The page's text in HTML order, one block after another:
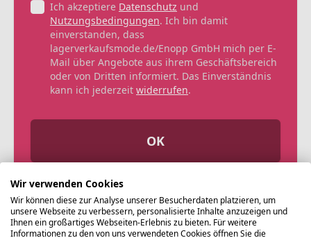
Ich akzeptiere Datenschutz und
Nutzungsbedingungen. Ich bin damit
einverstanden, dass
lagerverkaufsmode.de/Enopp GmbH mich per E-
Mail über Angebote aus ihrem Geschäftsbereich
oder von Dritten informiert. Das Einverständnis
kann ich jederzeit widerrufen.
OK
Wir verwenden Cookies
Wir können diese zur Analyse unserer Besucherdaten platzieren, um
unsere Webseite zu verbessern, personalisierte Inhalte anzuzeigen und
Ihnen ein großartiges Webseiten-Erlebnis zu bieten. Für weitere
Informationen zu den von uns verwendeten Cookies öffnen Sie die